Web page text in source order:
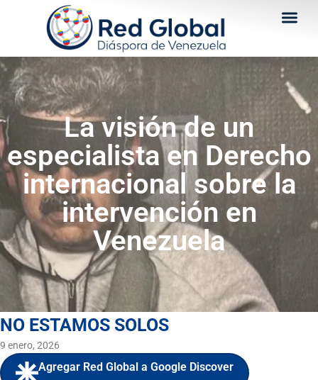
La visión de un
especialista en Derecho
internacional sobre la
intervención en
Venezuela
NO ESTAMOS SOLOS
9 enero, 2026
Agregar Red Global a Google Discover